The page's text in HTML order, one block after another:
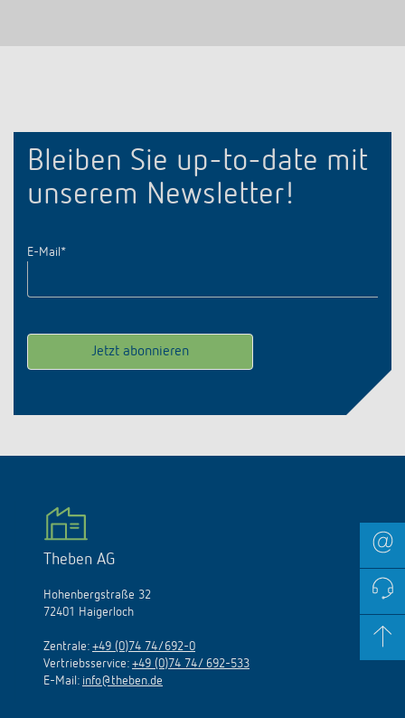
Bleiben Sie up-to-date mit
unserem Newsletter!
E-Mail *
Theben AG
Hohenbergstraße 32
72401 Haigerloch
Zentrale: +49 (0)74 74/692-0
Vertriebsservice: +49 (0)74 74/ 692-533
E-Mail: info@theben.de